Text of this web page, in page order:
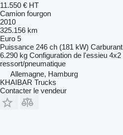
11.550 € HT
Camion fourgon
2010
325.156 km
Euro 5
Puissance 246 ch (181 kW) Carburant
6.290 kg Configuration de l'essieu 4x2
ressort/pneumatique
Allemagne, Hamburg
KHAIBAR Trucks
Contacter le vendeur